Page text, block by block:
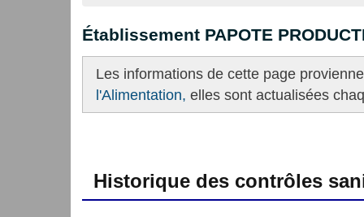
Établissement PAPOTE
Les informations de cette page
l'Alimentation, elles sont actualisées
Historique des contrôles